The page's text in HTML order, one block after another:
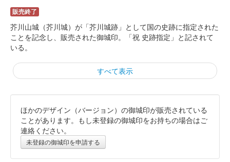
販売終了
芥川山城（芥川城）が「芥川城跡」として国の史跡に指定された
ことを記念し、販売された御城印。「祝 史跡指定」と記されて
いる。
すべて表示
芥川山城 御城印 第71期ALSOK杯王将戦 七番勝負
第2局高槻対局記念
販売終了
ほかのデザイン（バージョン）の御城印が販売されている
ことがあります。もし未登録の御城印をお持ちの場合はご
連絡ください。
未登録の御城印を申請する